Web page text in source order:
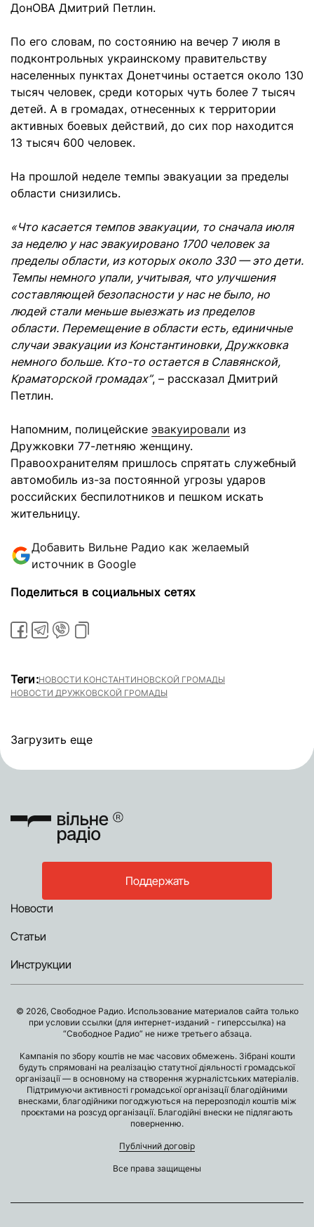
ДонОВА Дмитрий Петлин.
По его словам, по состоянию на вечер 7 июля в
подконтрольных украинскому правительству
населенных пунктах Донетчины остается около 130
тысяч человек, среди которых чуть более 7 тысяч
детей. А в громадах, отнесенных к территории
активных боевых действий, до сих пор находится
13 тысяч 600 человек.
На прошлой неделе темпы эвакуации за пределы
области снизились.
«Что касается темпов эвакуации, то сначала июля
за неделю у нас эвакуировано 1700 человек за
пределы области, из которых около 330 — это дети.
Темпы немного упали, учитывая, что улучшения
составляющей безопасности у нас не было, но
людей стали меньше выезжать из пределов
области. Перемещение в области есть, единичные
случаи эвакуации из Константиновки, Дружковка
немного больше. Кто-то остается в Славянской,
Краматорской громадах”, – рассказал Дмитрий
Петлин.
Напомним, полицейские эвакуировали из
Дружковки 77-летняю женщину.
Правоохранителям пришлось спрятать служебный
автомобиль из-за постоянной угрозы ударов
российских беспилотников и пешком искать
жительницу.
Добавить Вильне Радио как желаемый
источник в Google
Поделиться в социальных сетях
Теги:НОВОСТИ КОНСТАНТИНОВСКОЙ ГРОМАДЫ
НОВОСТИ ДРУЖКОВСКОЙ ГРОМАДЫ
Загрузить еще
Поддержать
Новости
Статьи
Инструкции
© 2026, Свободное Радио. Использование материалов сайта только
при условии ссылки (для интернет-изданий - гиперссылка) на
“Свободное Радио” не ниже третьего абзаца.
Кампанія по збору коштів не має часових обмежень. Зібрані кошти
будуть спрямовані на реалізацію статутної діяльності громадської
організації — в основному на створення журналістських матеріалів.
Підтримуючи активності громадської організації благодійними
внесками, благодійники погоджуються на перерозподіл коштів між
проєктами на розсуд організації. Благодійні внески не підлягають
поверненню.
Публічний договір
Все права защищены